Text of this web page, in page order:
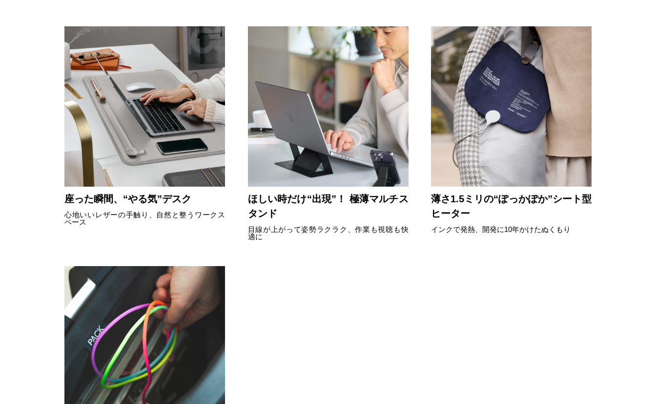
座った瞬間、“やる気”デスク
心地いいレザーの手触り、自然と整うワークス
ペース
ほしい時だけ“出現”！ 極薄マルチス
タンド
目線が上がって姿勢ラクラク、作業も視聴も快
適に
薄さ1.5ミリの“ぽっかぽか”シート型
ヒーター
インクで発熱、開発に10年かけたぬくもり